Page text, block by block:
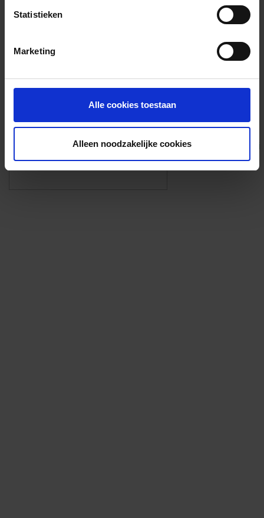
Statistieken
Marketing
Alle cookies toestaan
Alleen noodzakelijke cookies
Foto’s ({{photos.length}})
Eigen foto’s